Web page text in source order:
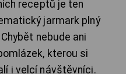
receptů je ten
jarmark plný
nebude ani
kterou si
i velcí návštěvníci.